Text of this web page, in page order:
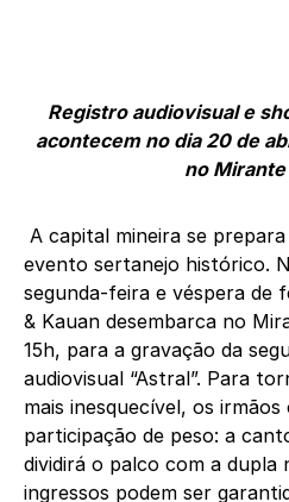
Registro audiovisual e
acontecem no dia 20 de
no Mirante
A capital mineira se
evento sertanejo histórico.
segunda-feira e véspera de
& Kauan desembarca no
15h, para a gravação da
audiovisual “Astral”. Para
mais inesquecível, os
participação de peso: a
dividirá o palco com a dupla
ingressos podem ser